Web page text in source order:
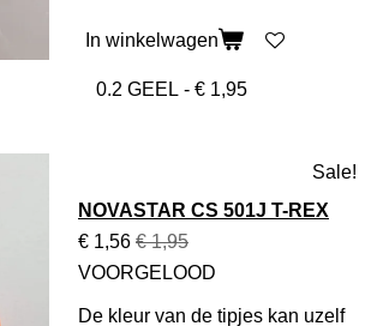
In winkelwagen
Sale!
NOVASTAR CS 501J T-REX
€ 1,56 € 1,95
VOORGELOOD
De kleur van de tipjes kan uzelf